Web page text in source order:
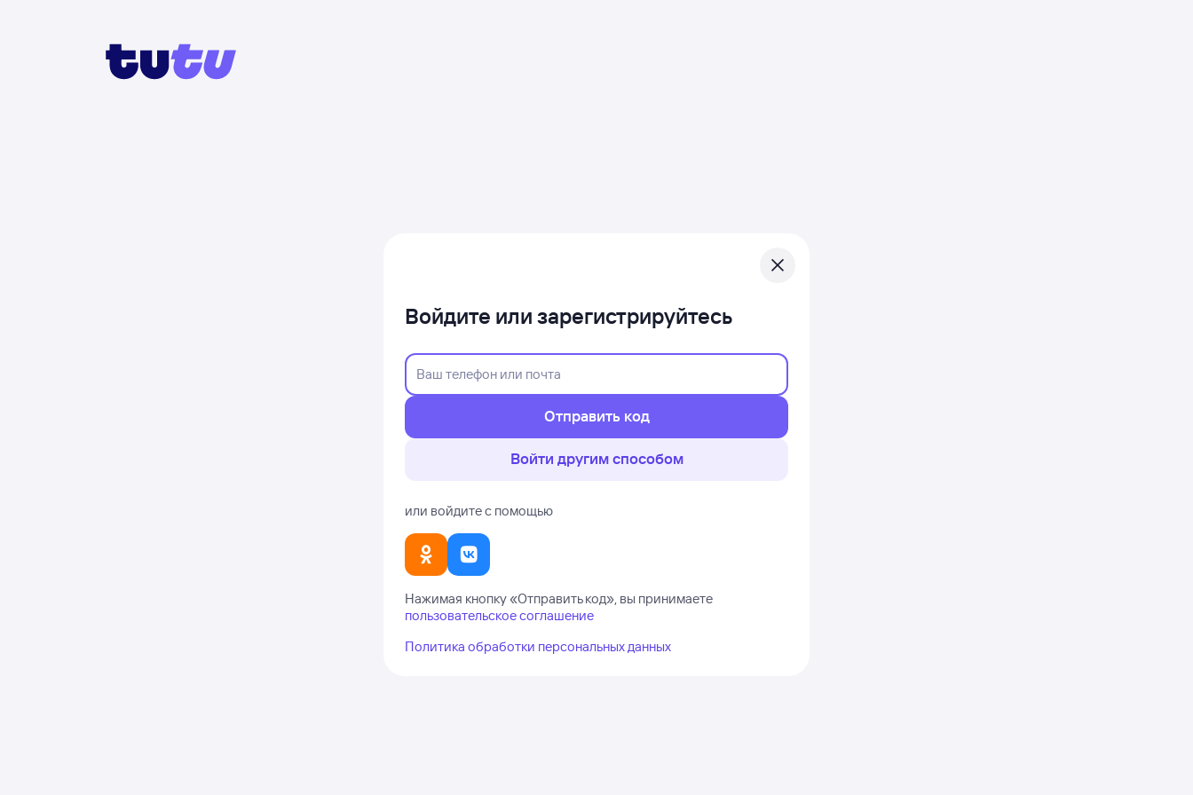
Войдите или зарегистрируйтесь
Отправить код
Войти другим способом
или войдите с помощью
Нажимая кнопку «Отправить код», вы принимаете
пользовательское соглашение
Политика обработки персональных данных